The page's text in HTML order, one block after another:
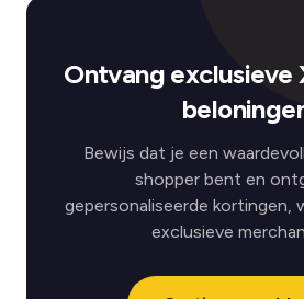
Ontvang exclusieve
Bewijs dat je een
shopper bent en
gepersonaliseerde kortingen,
exclusieve